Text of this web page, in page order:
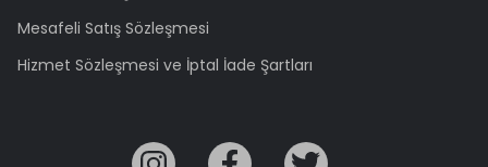
Mesafeli Satış Sözleşmesi
Hizmet Sözleşmesi ve İptal İade Şartları